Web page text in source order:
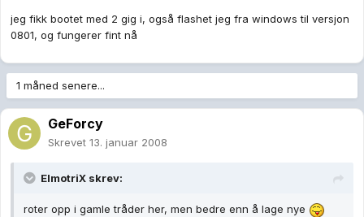
jeg fikk bootet med 2 gig i, også flashet jeg fra windows til versjon
0801, og fungerer fint nå
1 måned senere...
GeForcy
Skrevet 13. januar 2008
ElmotriX skrev:
roter opp i gamle tråder her, men bedre enn å lage nye